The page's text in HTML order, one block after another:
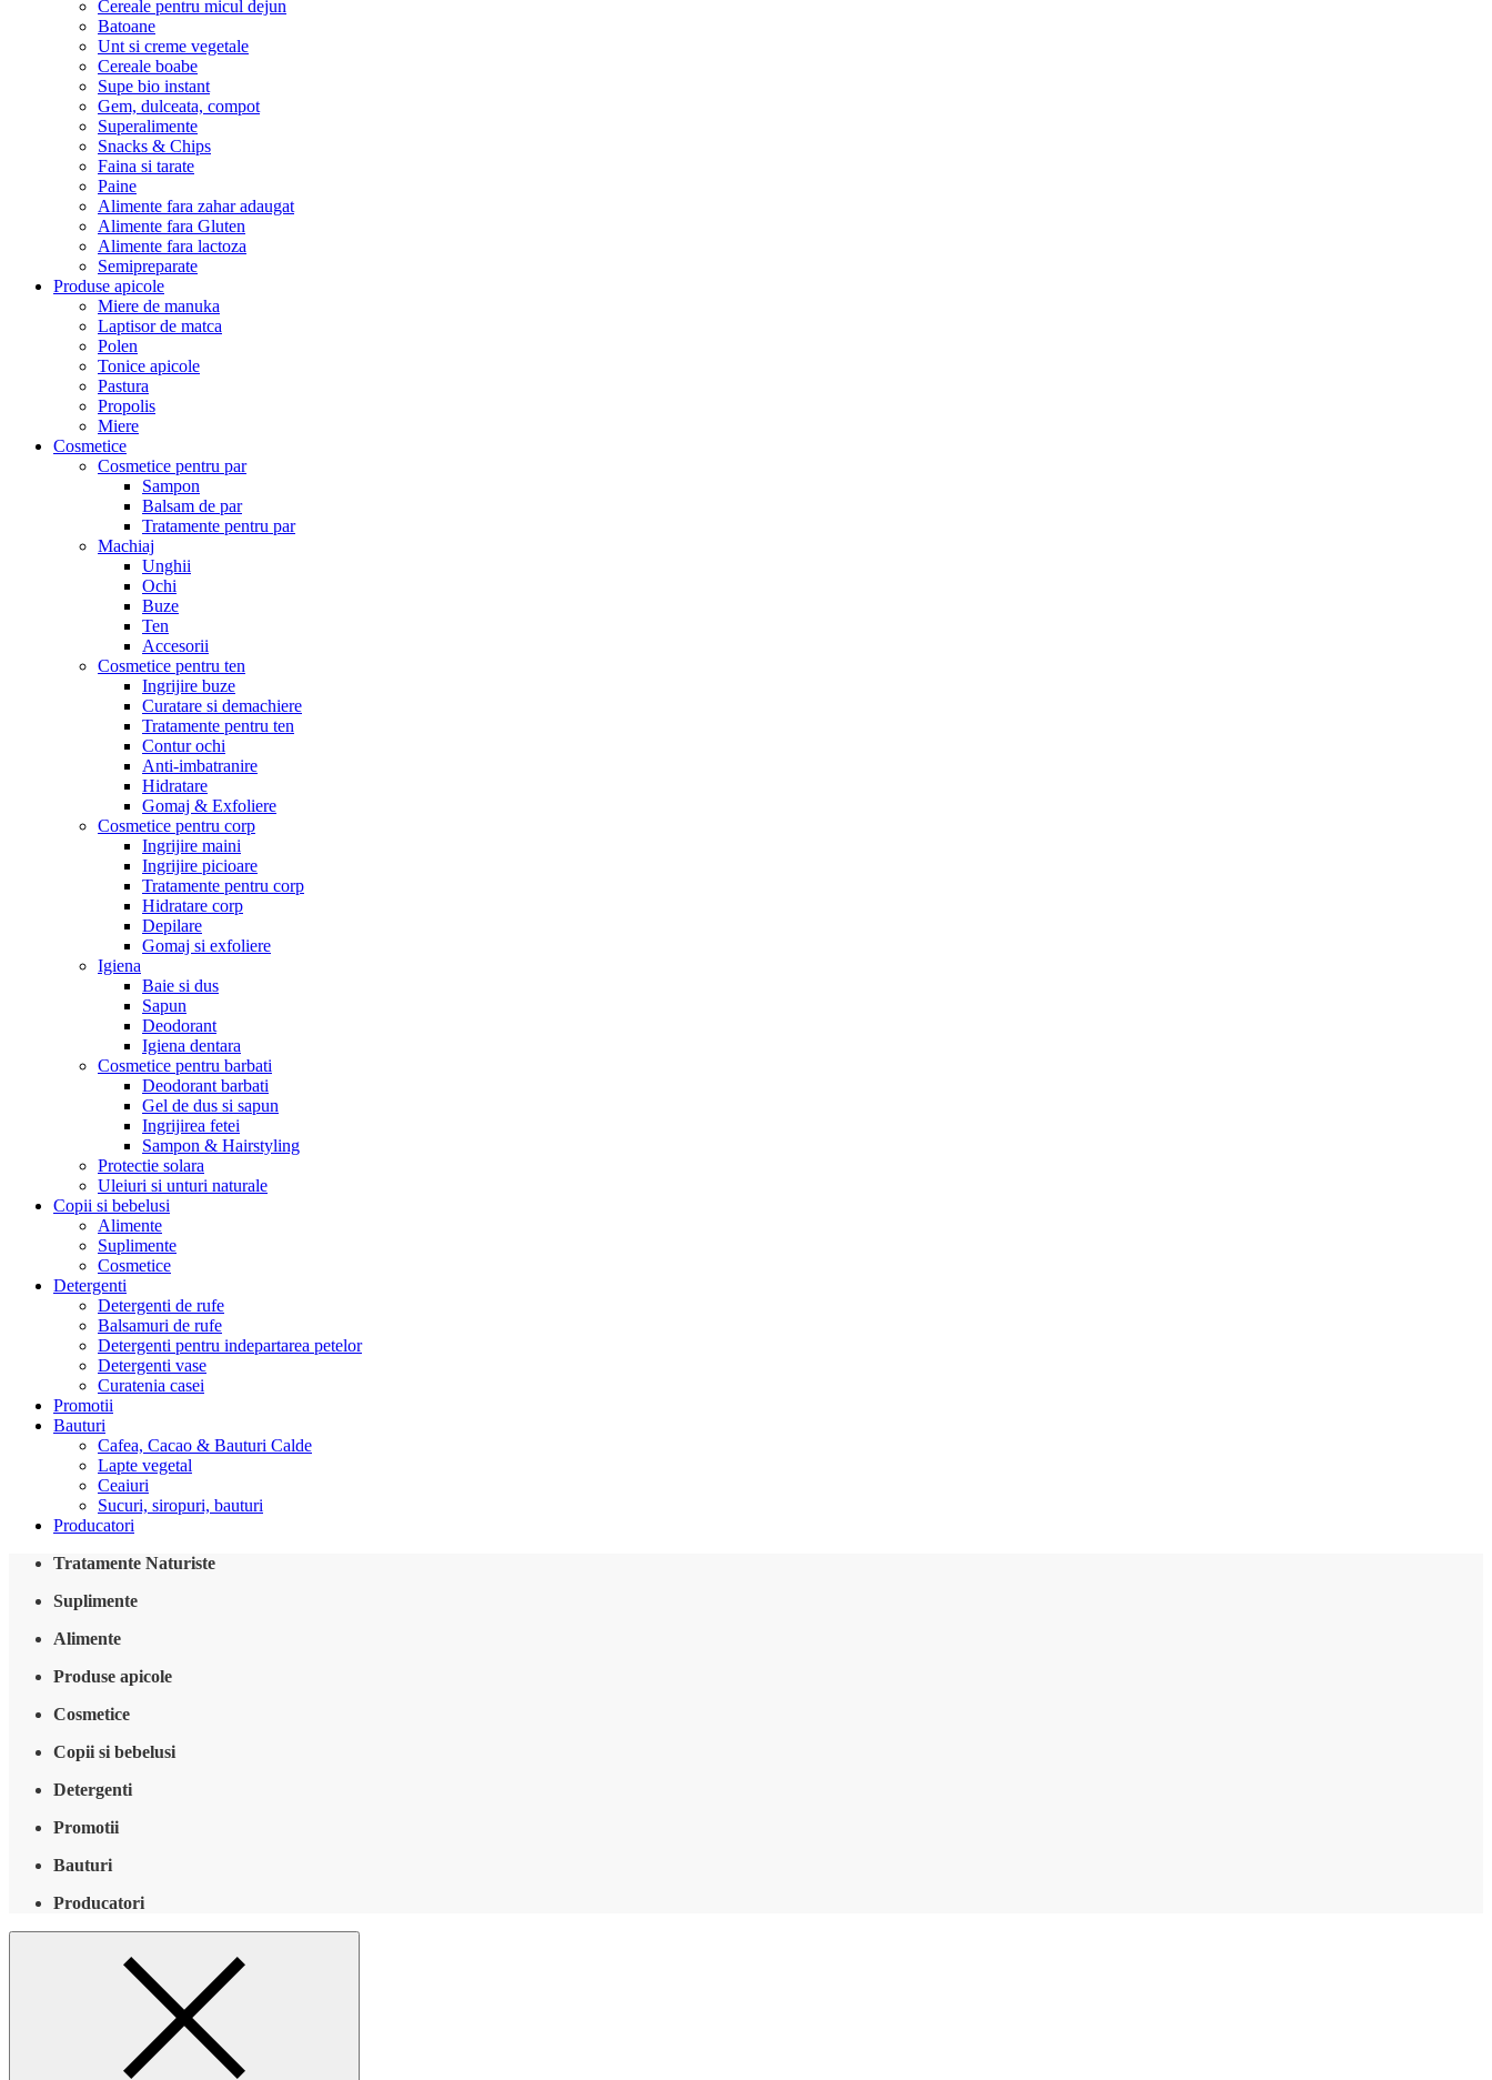
Cereale pentru micul dejun
Batoane
Unt si creme vegetale
Cereale boabe
Supe bio instant
Gem, dulceata, compot
Superalimente
Snacks & Chips
Faina si tarate
Paine
Alimente fara zahar adaugat
Alimente fara Gluten
Alimente fara lactoza
Semipreparate
Produse apicole
Miere de manuka
Laptisor de matca
Polen
Tonice apicole
Pastura
Propolis
Miere
Cosmetice
Cosmetice pentru par
Sampon
Balsam de par
Tratamente pentru par
Machiaj
Unghii
Ochi
Buze
Ten
Accesorii
Cosmetice pentru ten
Ingrijire buze
Curatare si demachiere
Tratamente pentru ten
Contur ochi
Anti-imbatranire
Hidratare
Gomaj & Exfoliere
Cosmetice pentru corp
Ingrijire maini
Ingrijire picioare
Tratamente pentru corp
Hidratare corp
Depilare
Gomaj si exfoliere
Igiena
Baie si dus
Sapun
Deodorant
Igiena dentara
Cosmetice pentru barbati
Deodorant barbati
Gel de dus si sapun
Ingrijirea fetei
Sampon & Hairstyling
Protectie solara
Uleiuri si unturi naturale
Copii si bebelusi
Alimente
Suplimente
Cosmetice
Detergenti
Detergenti de rufe
Balsamuri de rufe
Detergenti pentru indepartarea petelor
Detergenti vase
Curatenia casei
Promotii
Bauturi
Cafea, Cacao & Bauturi Calde
Lapte vegetal
Ceaiuri
Sucuri, siropuri, bauturi
Producatori
Tratamente Naturiste
Suplimente
Alimente
Produse apicole
Cosmetice
Copii si bebelusi
Detergenti
Promotii
Bauturi
Producatori